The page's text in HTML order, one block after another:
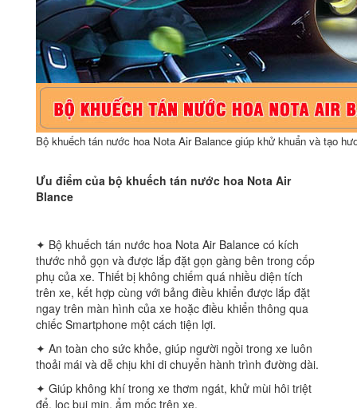
Bộ khuếch tán nước hoa Nota Air Balance giúp khử khuẩn và tạo
Ưu điểm của bộ khuếch tán nước hoa Nota Air
Blance
✦ Bộ khuếch tán nước hoa Nota Air Balance có kích
thước nhỏ gọn và được lắp đặt gọn gàng bên trong cốp
phụ của xe. Thiết bị không chiếm quá nhiều diện tích
trên xe, kết hợp cùng với bảng điều khiển được lắp đặt
ngay trên màn hình của xe hoặc điều khiển thông qua
chiếc Smartphone một cách tiện lợi.
✦ An toàn cho sức khỏe, giúp người ngồi trong xe luôn
thoải mái và dễ chịu khi di chuyển hành trình đường dài.
✦ Giúp không khí trong xe thơm ngát, khử mùi hôi triệt
để, lọc bụi mịn, ẩm mốc trên xe.